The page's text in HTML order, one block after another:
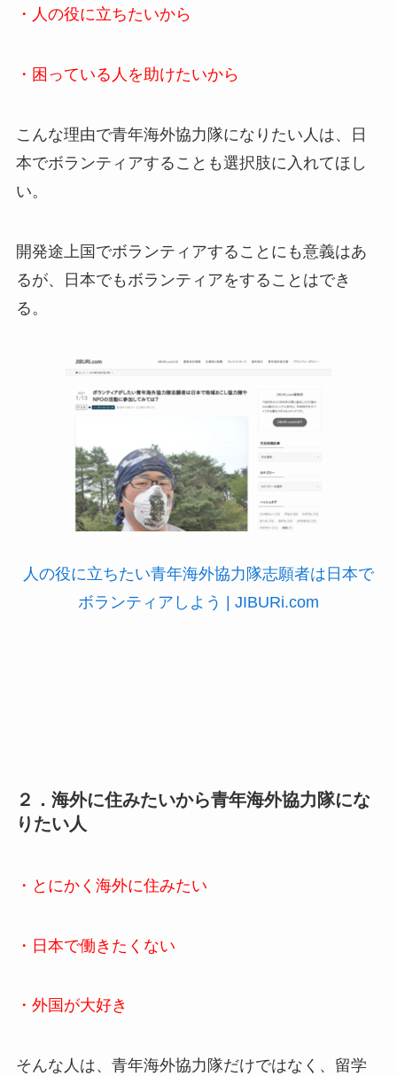
・人の役に立ちたいから
・困っている人を助けたいから
こんな理由で青年海外協力隊になりたい人は、日
本でボランティアすることも選択肢に入れてほし
い。
開発途上国でボランティアすることにも意義はあ
るが、日本でもボランティアをすることはでき
る。
人の役に立ちたい青年海外協力隊志願者は日本で
ボランティアしよう | JIBURi.com
２．海外に住みたいから青年海外協力隊にな
りたい人
・とにかく海外に住みたい
・日本で働きたくない
・外国が大好き
そんな人は、青年海外協力隊だけではなく、留学